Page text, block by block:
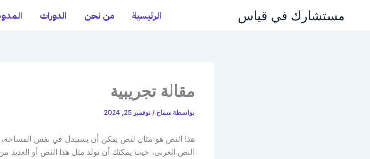
مستشارك في قياس الرئيسية من نحن الدورات
مقالة تجريبية
بواسطة سماح / نوفمبر 25, 2024
هذا النص هو مثال لنص يمكن أن يستبدل في نفس المساحة،
النص العربى، حيث يمكنك أن تولد مثل هذا النص أو العديد